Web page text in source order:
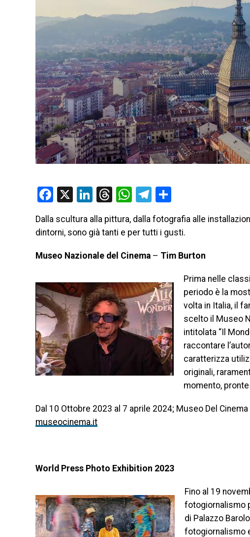
Facebook
X LinkedIn
Threads
WhatsApp
Telegram
Dalla scultura alla pittura, dalla fotografia alle
dintorni, sono già tanti e per tutti i gusti.
Museo Nazionale del Cinema – Tim Burton
Prima nelle
periodo è la
volta in Italia, il
scelto il Museo
intitolata “Il
raccontare
caratterizza
originali,
momento,
Dal 10 Ottobre 2023 al 7 aprile 2024; Museo Del
museocinema.it
World Press Photo Exhibition 2023
Fino al 19
fotogiornalismo
di Palazzo
fotogiornalismo